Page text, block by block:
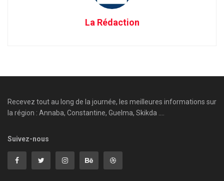
La Rédaction
Recevez tout au long de la journée, les meilleures informations sur
la région : Annaba, Constantine, Guelma, Skikda ....
Suivez-nous